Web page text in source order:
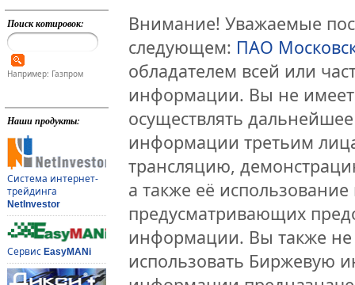
Поиск котировок:
Например: Газпром
Наши продукты:
Система интернет-
трейдинга
NetInvestor
Сервис EasyMANi
Внимание! Уважаемые
следующем: ПАО
обладателем всей или
информации. Вы не
осуществлять
информации третьим
трансляцию,
а также её
предусматривающих
информации. Вы также не
использовать Биржевую